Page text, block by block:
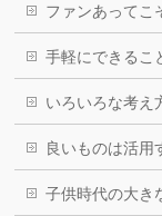
ファンあってこ
手軽にできるこ
いろいろな考え
良いものは活用
子供時代の大き